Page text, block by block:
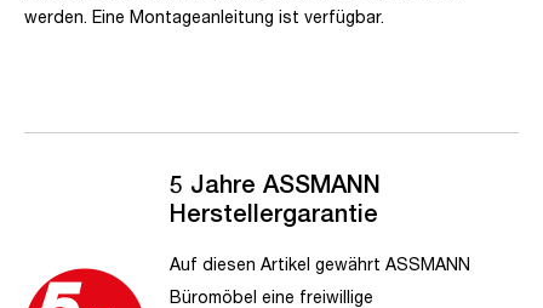
werden. Eine Montageanleitung ist verfügbar.
5 Jahre ASSMANN
Herstellergarantie
Auf diesen Artikel gewährt ASSMANN
Büromöbel eine freiwillige